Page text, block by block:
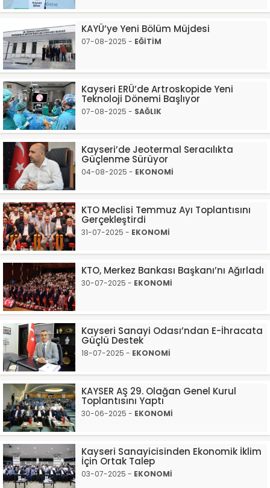
KAYÜ’ye Yeni Bölüm Müjdesi
07-08-2025 - EĞİTİM
Kayseri ERÜ’de Artroskopide Yeni
Teknoloji Dönemi Başlıyor
07-08-2025 - SAĞLIK
Kayseri’de Jeotermal Seracılıkta
Güçlenme Sürüyor
04-08-2025 - EKONOMİ
KTO Meclisi Temmuz Ayı Toplantısını
Gerçekleştirdi
31-07-2025 - EKONOMİ
KTO, Merkez Bankası Başkanı’nı Ağırladı
30-07-2025 - EKONOMİ
Kayseri Sanayi Odası’ndan E-İhracata
Güçlü Destek
18-07-2025 - EKONOMİ
KAYSER AŞ 29. Olağan Genel Kurul
Toplantısını Yaptı
30-06-2025 - EKONOMİ
Kayseri Sanayicisinden Ekonomik İklim
İçin Ortak Talep
03-07-2025 - EKONOMİ